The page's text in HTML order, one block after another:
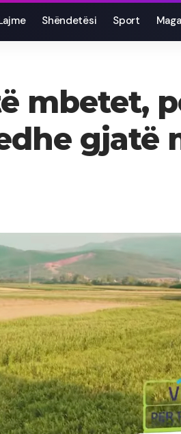
Shëndetësi Sport
mbetet,
gjatë